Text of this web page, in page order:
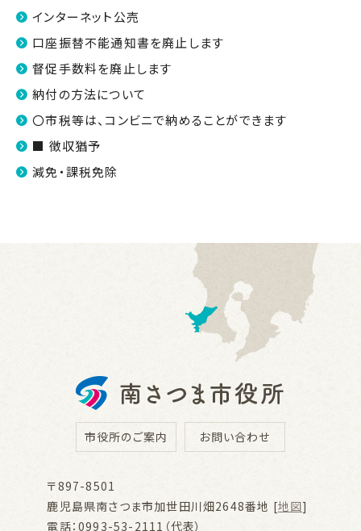
インターネット公売
口座振替不能通知書を廃止します
督促手数料を廃止します
納付の方法について
〇市税等は、コンビニで納めることができます
■ 徴収猶予
減免・課税免除
市役所のご案内 お問い合わせ
〒897-8501
鹿児島県南さつま市加世田川畑2648番地 [地図]
電話：0993-53-2111（代表）